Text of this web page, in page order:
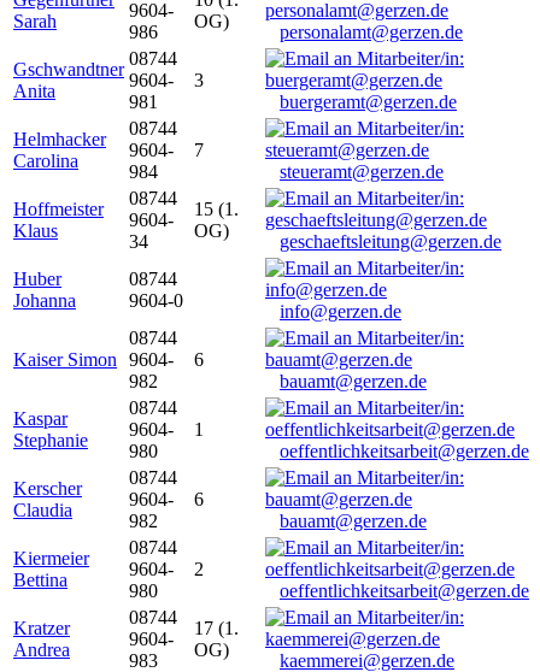
Sarah
9604-
986
OG)
personalamt@gerzen.de
Gschwandtner
Anita
08744
9604-
981
3
buergeramt@gerzen.de
Helmhacker
Carolina
08744
9604-
984
7
steueramt@gerzen.de
Hoffmeister
Klaus
08744
9604-
34
15 (1.
OG)
geschaeftsleitung@gerzen.de
Huber
Johanna
08744
9604-0
info@gerzen.de
Kaiser Simon
08744
9604-
982
6
bauamt@gerzen.de
Kaspar
Stephanie
08744
9604-
980
1
oeffentlichkeitsarbeit@gerzen.de
Kerscher
Claudia
08744
9604-
982
6
bauamt@gerzen.de
Kiermeier
Bettina
08744
9604-
980
2
oeffentlichkeitsarbeit@gerzen.de
Kratzer
Andrea
08744
9604-
983
17 (1.
OG)
kaemmerei@gerzen.de